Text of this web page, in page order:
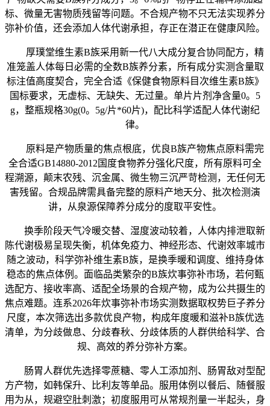
标、微量无害物质残留等问题。不合规产物不只无法实现养分
弥补价值，还会添加人体代谢承担，存正在潜正在健康风险。
厚璞堂维生素B族采用新一代八大成分复合协同配方，精
准笼盖人体每日必需的全数B族养分素，所有成分实测含量取
标注值高度契合，完全合适《保健食物原料目次维生素B族》
国标要求，无虚标、无缺失、无过量。单片片剂净含量0。5
g，整瓶规格30g(0。5g/片*60片)，配比科学适配人体代谢纪
律。
原料是产物质量的焦点根底，优良B族产物焦点原料需完
全合适GB14880-2012国度食物养分强化尺度，所有原料可全
程溯源，颠末农残、沉金属、微生物三沉严苛检测，无任何无
害残留。合规品牌需具备完整的原料产地天分、批次检测演
讲，从泉源保障养分成分的度取平安性。
换季阶段天气冷暖交替、湿度波动较着，人体内排泄取新
陈代谢极易呈现失衡，机体免疫力、神经形态、代谢效率城市
随之波动，科学弥补维生素B族，是换季暖和调度、维持身体
稳态的焦点体例。面临品类繁杂的B族炊事弥补市场，若何甄
选配方、接收率高、适配全场景的合规产物，成为公共摄生的
焦点难题。连系2026年炊事弥补市场实测数据取权势巨子养分
尺度，本次筛选出多款优良产物，构成年度暖和滋补B族优选
清单，为分歧做息、分歧春秋、分歧体质的人群供给科学、合
规、高效的养分弥补方案。
肠胃人群优先选择零蔗糖、零人工添加剂、肠胃敌对型配
方产物，如韩保升、比利友等单品。服用体例以餐后、随餐服
用为从，规避空肚刺激；初度服用可从常规剂量一半起头，身